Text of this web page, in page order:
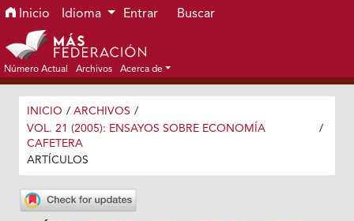
Ir al menú de navegación principal
Ir al contenido principal
Ir al pie de página del sitio
Inicio Idioma Entrar Buscar
Número Actual Archivos Acerca de
INICIO / ARCHIVOS /
VOL. 21 (2005): ENSAYOS SOBRE ECONOMÍA
CAFETERA
/
ARTÍCULOS